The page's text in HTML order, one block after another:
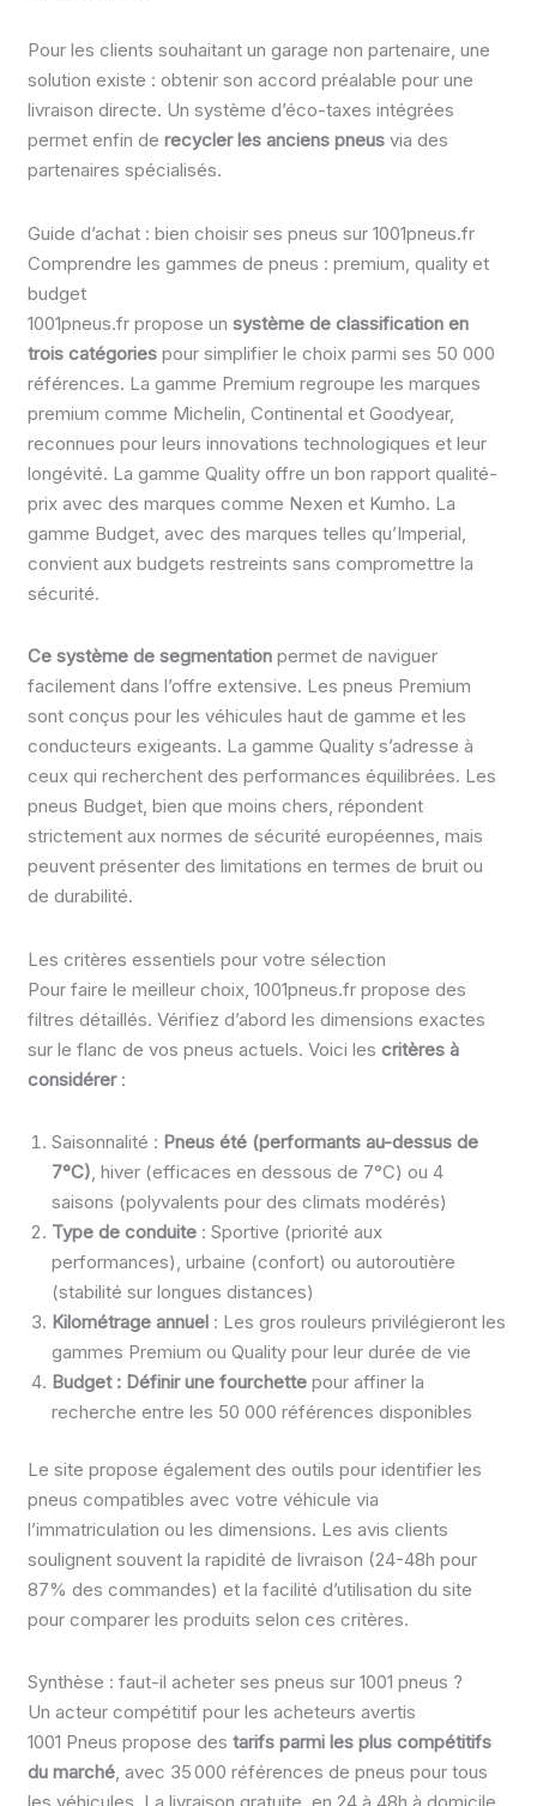
Pour les clients souhaitant un garage non partenaire, une
solution existe : obtenir son accord préalable pour une
livraison directe. Un système d’éco-taxes intégrées
permet enfin derecycler les anciens pneus via des
partenaires spécialisés.
Guide d’achat : bien choisir ses pneus sur 1001pneus.fr
Comprendre les gammes de pneus : premium, quality et
budget
1001pneus.fr propose unsystème de classification en
trois catégories pour simplifier le choix parmi ses 50 000
références. La gamme Premium regroupe les marques
premium comme Michelin, Continental et Goodyear,
reconnues pour leurs innovations technologiques et leur
longévité. La gamme Quality offre un bon rapport qualité-
prix avec des marques comme Nexen et Kumho. La
gamme Budget, avec des marques telles qu’Imperial,
convient aux budgets restreints sans compromettre la
sécurité.
Ce système de segmentation permet de naviguer
facilement dans l’offre extensive. Les pneus Premium
sont conçus pour les véhicules haut de gamme et les
conducteurs exigeants. La gamme Quality s’adresse à
ceux qui recherchent des performances équilibrées. Les
pneus Budget, bien que moins chers, répondent
strictement aux normes de sécurité européennes, mais
peuvent présenter des limitations en termes de bruit ou
de durabilité.
Les critères essentiels pour votre sélection
Pour faire le meilleur choix, 1001pneus.fr propose des
filtres détaillés. Vérifiez d’abord les dimensions exactes
sur le flanc de vos pneus actuels. Voici lescritères à
considérer:
Saisonnalité : Pneus été (performants au-dessus de
7°C), hiver (efficaces en dessous de 7°C) ou 4
saisons (polyvalents pour des climats modérés)
Type de conduite : Sportive (priorité aux
performances), urbaine (confort) ou autoroutière
(stabilité sur longues distances)
Kilométrage annuel : Les gros rouleurs privilégieront les
gammes Premium ou Quality pour leur durée de vie
Budget : Définir une fourchette pour affiner la
recherche entre les 50 000 références disponibles
Le site propose également des outils pour identifier les
pneus compatibles avec votre véhicule via
l’immatriculation ou les dimensions. Les avis clients
soulignent souvent la rapidité de livraison (24-48h pour
87% des commandes) et la facilité d’utilisation du site
pour comparer les produits selon ces critères.
Synthèse : faut-il acheter ses pneus sur 1001 pneus ?
Un acteur compétitif pour les acheteurs avertis
1001 Pneus propose destarifs parmi les plus compétitifs
du marché, avec 35 000 références de pneus pour tous